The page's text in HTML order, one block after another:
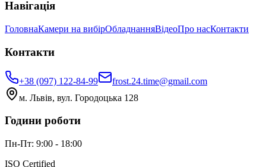
Навігація
ГоловнаКамери на вибірОбладнанняВідеоПро насКонтакти
Контакти
+38 (097) 122-84-99
frost.24.time@gmail.com
м. Львів, вул. Городоцька 128
Години роботи
Пн-Пт: 9:00 - 18:00
ISO Certified